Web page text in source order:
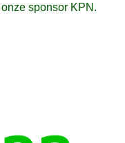
sponsor KPN.